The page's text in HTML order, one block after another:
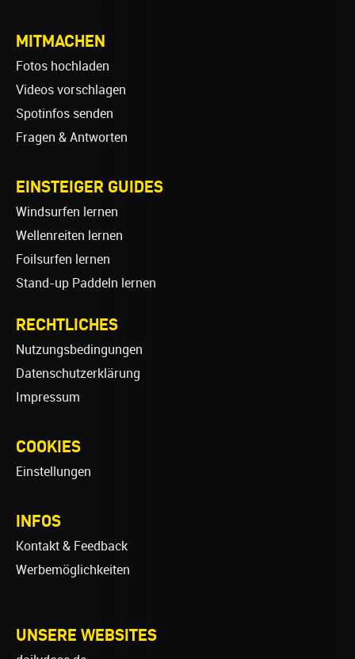
MITMACHEN
Fotos hochladen
Videos vorschlagen
Spotinfos senden
Fragen & Antworten
EINSTEIGER GUIDES
Windsurfen lernen
Wellenreiten lernen
Foilsurfen lernen
Stand-up Paddeln lernen
RECHTLICHES
Nutzungsbedingungen
Datenschutzerklärung
Impressum
COOKIES
Einstellungen
INFOS
Kontakt & Feedback
Werbemöglichkeiten
UNSERE WEBSITES